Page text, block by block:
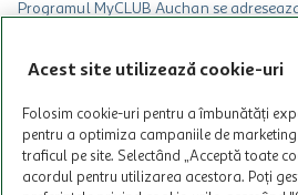
Programul MyCLUB Auchan se
Termenele și Condițiile Programului.
valabile in limita stocurilor disponibile.
Cardul poate fi utilizat doar in legatura
participante și pentru acțiuni
nu poate fi utilizat in legatura cu alti
activitati in afara celor mentionate in
nu raspunde pentru imposibilitatea
Acest site utilizează cookie-uri
Folosim cookie-uri pentru a îmbunătăți
pentru a optimiza campaniile de
traficul pe site. Selectând „Acceptă toate
acordul pentru utilizarea acestora. Poți